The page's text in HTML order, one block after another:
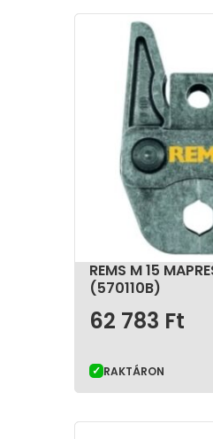
REMS M 15
(570110B)
62 783 Ft
RAKTÁRON